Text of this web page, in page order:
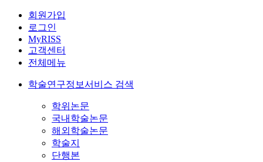
회원가입
로그인
MyRISS
고객센터
전체메뉴
학술연구정보서비스 검색
학위논문
국내학술논문
해외학술논문
학술지
단행본